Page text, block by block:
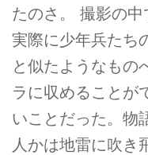
たのさ。 撮影の
実際に少年兵たち
と似たようなもの
ラに収めることが
いことだった。物
人かは地雷に吹き